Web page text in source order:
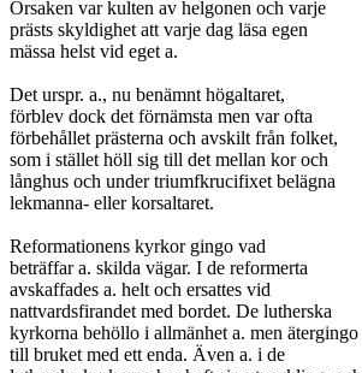
Orsaken var kulten av helgonen och varje
prästs skyldighet att varje dag läsa egen
mässa helst vid eget a.
Det urspr. a., nu benämnt högaltaret,
förblev dock det förnämsta men var ofta
förbehållet prästerna och avskilt från folket,
som i stället höll sig till det mellan kor och
långhus och under triumfkrucifixet belägna
lekmanna- eller korsaltaret.
Reformationens kyrkor gingo vad
beträffar a. skilda vägar. I de reformerta
avskaffades a. helt och ersattes vid
nattvardsfirandet med bordet. De lutherska
kyrkorna behöllo i allmänhet a. men ätergingo
till bruket med ett enda. Även a. i de